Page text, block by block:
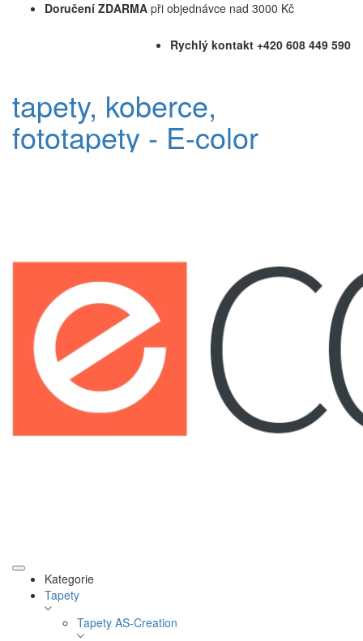
Doručení ZDARMA při objednávce nad 3000 Kč
Rychlý kontakt +420 608 449 590
tapety, koberce,
fototapety - E-color
Kategorie
Tapety
Tapety AS-Creation